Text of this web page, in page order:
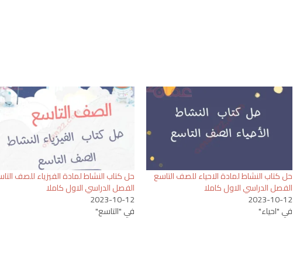
حل كتاب النشاط لمادة الاحياء للصف التاسع
الفصل الدراسي الاول كاملا
2023-10-12
في "احياء"
حل كتاب النشاط لمادة الفيزياء للصف
الفصل الدراسي الاول كاملا
2023-10-12
في "التاسع"